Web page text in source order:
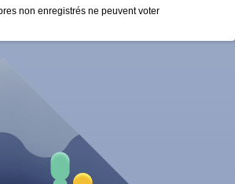
non enregistrés ne peuvent voter